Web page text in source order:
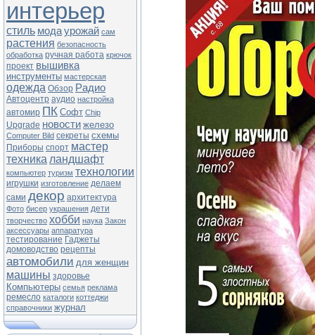
интерьер
стиль модаурожай сам
растения безопасность
обработка ручная работа крючок
проект вышивка
инструменты мастерская
одежда Обзор Радио
Автоцентр аудио настройка
автомир ПК Софт Chip
Upgrade новости железо
Computer Bild секреты схемы
Приборы спорт мастер
техника ландшафт
компьютер туризм технологии
игрушки изготовление делаем
сами декор архитектура
Фото бисер украшения дети
творчество хобби наука Закон
аксессуары аппаратура
тестирование Гаджеты
домоводство рецепты
автомобили для женщин
машины здоровье
Компьютеры семья реклама
ремесло каталоги коттеджи
справочники журнал